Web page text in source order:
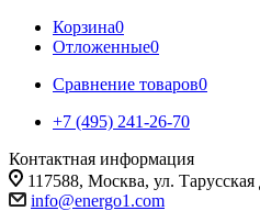
Корзина0
Отложенные0
Сравнение товаров0
+7 (495) 241-26-70
Контактная информация
117588, Москва, ул.
info@energo1.com